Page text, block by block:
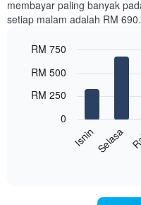
membayar paling banyak
setiap malam adalah RM 690.
chart
graphic.
IsninSelasa
0
RM 250
RM 500
RM 750